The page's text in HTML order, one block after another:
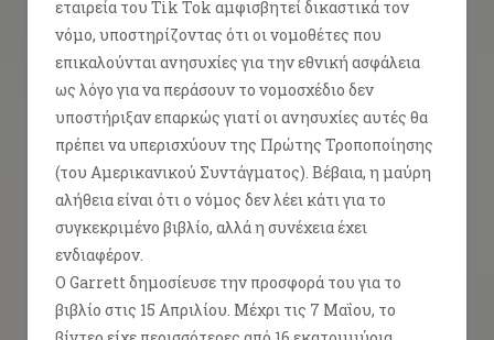
εταιρεία του Tik Tok αμφισβητεί δικαστικά τον
νόμο, υποστηρίζοντας ότι οι νομοθέτες που
επικαλούνται ανησυχίες για την εθνική ασφάλεια
ως λόγο για να περάσουν το νομοσχέδιο δεν
υποστήριξαν επαρκώς γιατί οι ανησυχίες αυτές θα
πρέπει να υπερισχύουν της Πρώτης Τροποποίησης
(του Αμερικανικού Συντάγματος). Βέβαια, η μαύρη
αλήθεια είναι ότι ο νόμος δεν λέει κάτι για το
συγκεκριμένο βιβλίο, αλλά η συνέχεια έχει
ενδιαφέρον.
Ο Garrett δημοσίευσε την προσφορά του για το
βιβλίο στις 15 Απριλίου. Μέχρι τις 7 Μαΐου, το